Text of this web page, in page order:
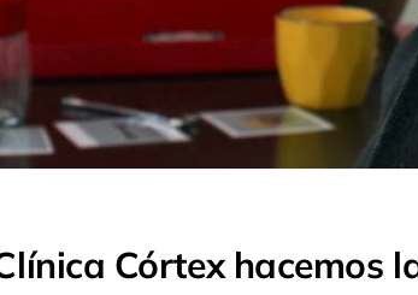
Córtex hacemos